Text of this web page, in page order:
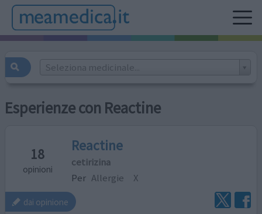
Seleziona medicinale...
Esperienze con Reactine
18
opinioni
Reactine
cetirizina
Per Allergie X
dai opinione